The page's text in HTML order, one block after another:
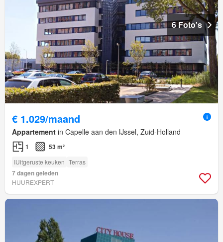
6 Foto's
€ 1.029/maand
Appartement in Capelle aan den IJssel, Zuid-Holland
1 53 m²
IUitgeruste keuken Terras
7 dagen geleden
HUUREXPERT